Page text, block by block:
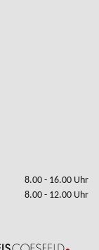
8.00 - 16.00 Uhr
8.00 - 12.00 Uhr